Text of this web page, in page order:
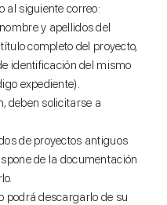
al siguiente correo:
y apellidos del
completo del proyecto,
identificación del mismo
expediente).
deben solicitarse a
de proyectos antiguos
de la documentación
podrá descargarlo de su